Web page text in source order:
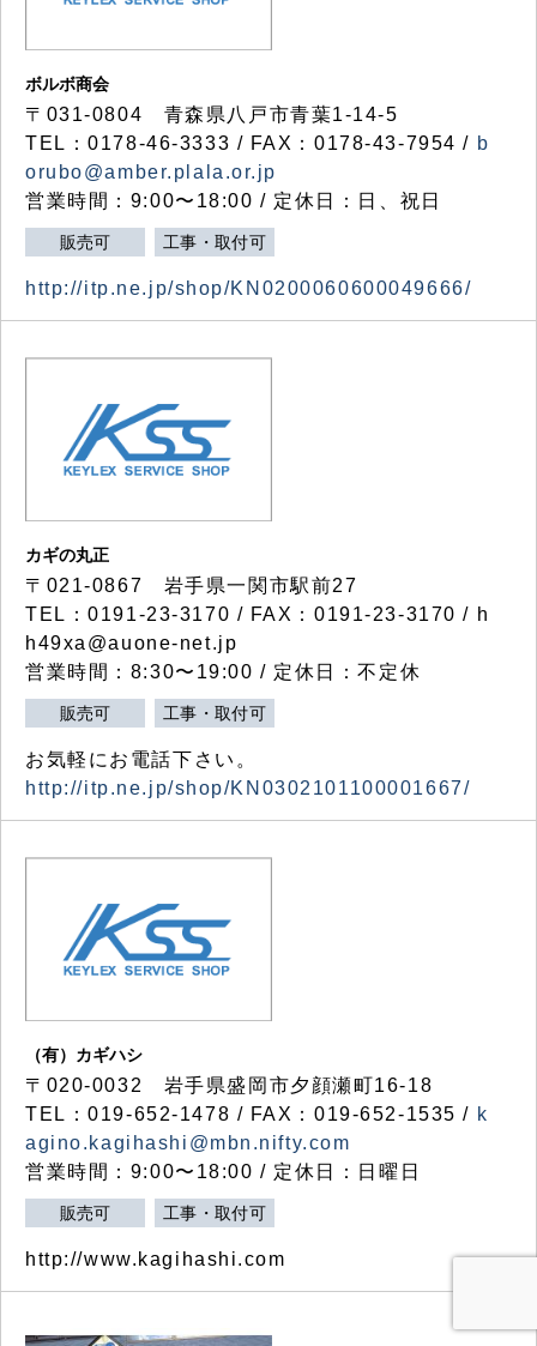
ボルボ商会
〒031-0804 青森県八戸市青葉1-14-5
TEL：0178-46-3333 / FAX：0178-43-7954 / b
orubo@amber.plala.or.jp
営業時間：9:00〜18:00 / 定休日：日、祝日
販売可 工事・取付可
http://itp.ne.jp/shop/KN0200060600049666/
カギの丸正
〒021-0867 岩手県一関市駅前27
TEL：0191-23-3170 / FAX：0191-23-3170 / h
h49xa@auone-net.jp
営業時間：8:30〜19:00 / 定休日：不定休
販売可 工事・取付可
お気軽にお電話下さい。
http://itp.ne.jp/shop/KN0302101100001667/
（有）カギハシ
〒020-0032 岩手県盛岡市夕顔瀬町16-18
TEL：019-652-1478 / FAX：019-652-1535 / k
agino.kagihashi@mbn.nifty.com
営業時間：9:00〜18:00 / 定休日：日曜日
販売可 工事・取付可
http://www.kagihashi.com